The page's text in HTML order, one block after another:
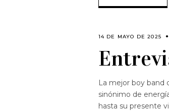
14 DE MAYO DE 2025
La mejor boy band
sinónimo de
hasta su presente